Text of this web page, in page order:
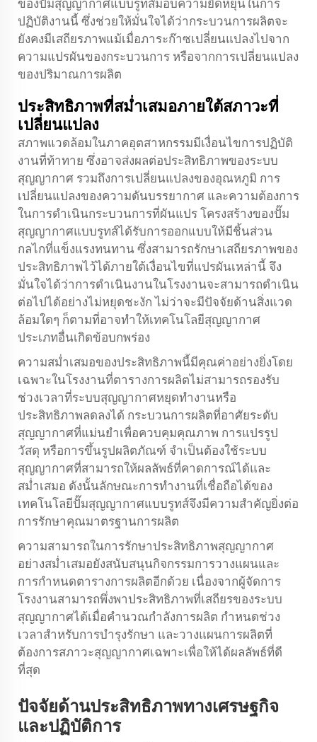
ของปั๊มสุญญากาศแบบรูทส์มอบความยืดหยุ่นในการ
ปฏิบัติงานนี้ ซึ่งช่วยให้มั่นใจได้ว่ากระบวนการผลิตจะ
ยังคงมีเสถียรภาพแม้เมื่อภาระก๊าซเปลี่ยนแปลงไปจาก
ความแปรผันของกระบวนการ หรือจากการเปลี่ยนแปลง
ของปริมาณการผลิต
ประสิทธิภาพที่สม่ำเสมอภายใต้สภาวะที่
เปลี่ยนแปลง
สภาพแวดล้อมในภาคอุตสาหกรรมมีเงื่อนไขการปฏิบัติ
งานที่ท้าทาย ซึ่งอาจส่งผลต่อประสิทธิภาพของระบบ
สุญญากาศ รวมถึงการเปลี่ยนแปลงของอุณหภูมิ การ
เปลี่ยนแปลงของความดันบรรยากาศ และความต้องการ
ในการดำเนินกระบวนการที่ผันแปร โครงสร้างของปั๊ม
สุญญากาศแบบรูทส์ได้รับการออกแบบให้มีชิ้นส่วน
กลไกที่แข็งแรงทนทาน ซึ่งสามารถรักษาเสถียรภาพของ
ประสิทธิภาพไว้ได้ภายใต้เงื่อนไขที่แปรผันเหล่านี้ จึง
มั่นใจได้ว่าการดำเนินงานในโรงงานจะสามารถดำเนิน
ต่อไปได้อย่างไม่หยุดชะงัก ไม่ว่าจะมีปัจจัยด้านสิ่งแวด
ล้อมใดๆ ก็ตามที่อาจทำให้เทคโนโลยีสุญญากาศ
ประเภทอื่นเกิดข้อบกพร่อง
ความสม่ำเสมอของประสิทธิภาพนี้มีคุณค่าอย่างยิ่งโดย
เฉพาะในโรงงานที่ตารางการผลิตไม่สามารถรองรับ
ช่วงเวลาที่ระบบสุญญากาศหยุดทำงานหรือ
ประสิทธิภาพลดลงได้ กระบวนการผลิตที่อาศัยระดับ
สุญญากาศที่แม่นยำเพื่อควบคุมคุณภาพ การแปรรูป
วัสดุ หรือการขึ้นรูปผลิตภัณฑ์ จำเป็นต้องใช้ระบบ
สุญญากาศที่สามารถให้ผลลัพธ์ที่คาดการณ์ได้และ
สม่ำเสมอ ดังนั้นลักษณะการทำงานที่เชื่อถือได้ของ
เทคโนโลยีปั๊มสุญญากาศแบบรูทส์จึงมีความสำคัญยิ่งต่อ
การรักษาคุณมาตรฐานการผลิต
ความสามารถในการรักษาประสิทธิภาพสุญญากาศ
อย่างสม่ำเสมอยังสนับสนุนกิจกรรมการวางแผนและ
การกำหนดตารางการผลิตอีกด้วย เนื่องจากผู้จัดการ
โรงงานสามารถพึ่งพาประสิทธิภาพที่เสถียรของระบบ
สุญญากาศได้เมื่อคำนวณกำลังการผลิต กำหนดช่วง
เวลาสำหรับการบำรุงรักษา และวางแผนการผลิตที่
ต้องการสภาวะสุญญากาศเฉพาะเพื่อให้ได้ผลลัพธ์ที่ดี
ที่สุด
ปัจจัยด้านประสิทธิภาพทางเศรษฐกิจ
และปฏิบัติการ